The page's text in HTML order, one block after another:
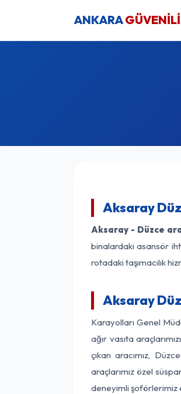
ANKARA
Aksaray
Aksaray - Düzce
binalardaki asansör
rotadaki taşımacılık
Aksaray
Karayolları Genel
ağır vasıta
çıkan aracımız,
araçlarımız özel
deneyimli şoförlerimiz